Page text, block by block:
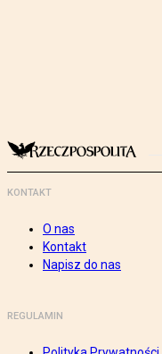
KONTAKT
O nas
Kontakt
Napisz do nas
REGULAMIN